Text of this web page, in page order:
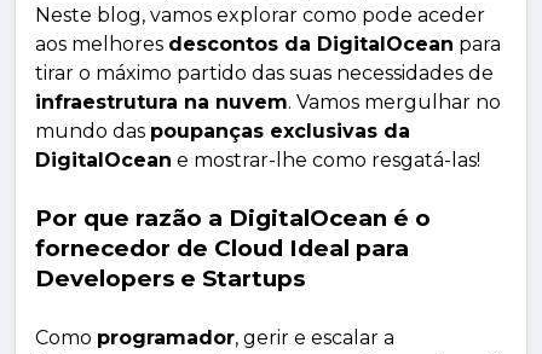
Neste blog, vamos explorar como pode aceder
aos melhores descontos da DigitalOcean para
tirar o máximo partido das suas necessidades de
infraestrutura na nuvem. Vamos mergulhar no
mundo das poupanças exclusivas da
DigitalOcean e mostrar-lhe como resgatá-las!
Por que razão a DigitalOcean é o
fornecedor de Cloud Ideal para
Developers e Startups
Como programador, gerir e escalar a